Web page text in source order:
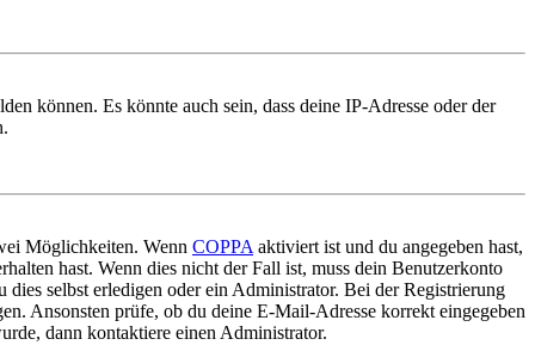
können. Es könnte auch sein, dass deine IP-Adresse oder der
Möglichkeiten. Wenn COPPA aktiviert ist und du angegeben hast,
hast. Wenn dies nicht der Fall ist, muss dein Benutzerkonto
selbst erledigen oder ein Administrator. Bei der Registrierung
Ansonsten prüfe, ob du deine E-Mail-Adresse korrekt eingegeben
dann kontaktiere einen Administrator.